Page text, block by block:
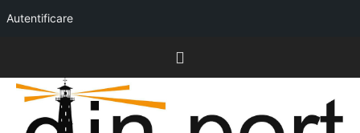
Autentificare
content